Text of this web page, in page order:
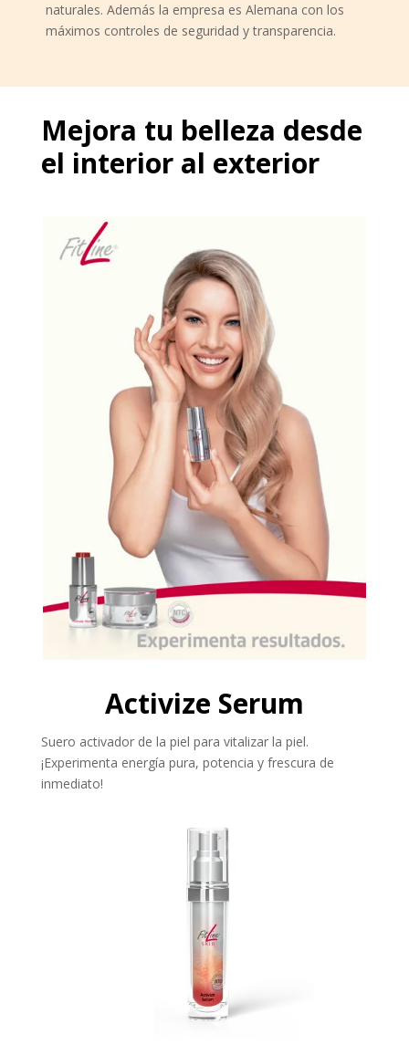
naturales. Además la empresa es Alemana con los
máximos controles de seguridad y transparencia.
Mejora tu belleza desde
el interior al exterior
Activize Serum
Suero activador de la piel para vitalizar la piel.
¡Experimenta energía pura, potencia y frescura de
inmediato!